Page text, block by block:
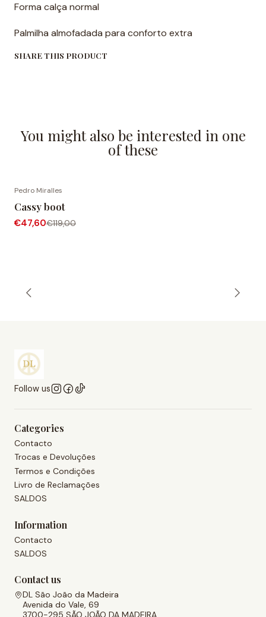
Forma calça normal
Palmilha almofadada para conforto extra
SHARE THIS PRODUCT
You might also be interested in one
of these
Pedro Miralles
Cassy boot
€47,60€119,00
Follow us
Categories
Contacto
Trocas e Devoluções
Termos e Condições
Livro de Reclamações
SALDOS
Information
Contacto
SALDOS
Contact us
DL São João da Madeira
Avenida do Vale, 69